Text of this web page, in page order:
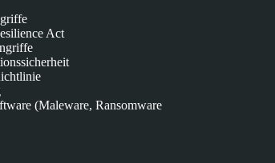
Act
(Maleware, Ransomware